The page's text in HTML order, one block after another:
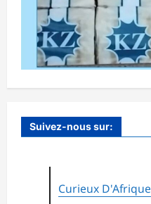
Suivez-nous sur:
Curieux D'Afrique